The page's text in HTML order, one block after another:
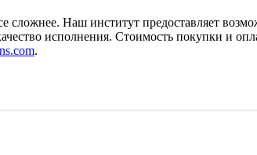
Наш институт предоставляет
исполнения. Стоимость покупки и
.